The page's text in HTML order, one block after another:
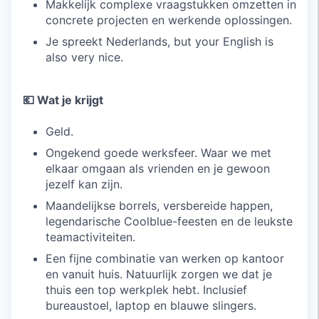
Makkelijk complexe vraagstukken omzetten in
concrete projecten en werkende oplossingen.
Je spreekt Nederlands, but your English is
also very nice.
💶 Wat je krijgt
Geld.
Ongekend goede werksfeer. Waar we met
elkaar omgaan als vrienden en je gewoon
jezelf kan zijn.
Maandelijkse borrels, versbereide happen,
legendarische Coolblue-feesten en de leukste
teamactiviteiten.
Een fijne combinatie van werken op kantoor
en vanuit huis. Natuurlijk zorgen we dat je
thuis een top werkplek hebt. Inclusief
bureaustoel, laptop en blauwe slingers.